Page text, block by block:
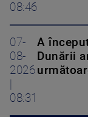
08:46
07-
08-
2026
08:31
A
Dunării